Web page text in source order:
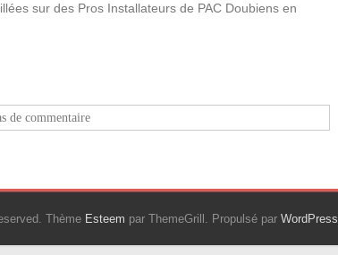
sur des Pros Installateurs de PAC Doubiens en
de commentaire
Thème Esteem par ThemeGrill. Propulsé par WordPress